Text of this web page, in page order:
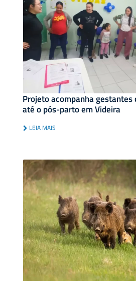
Projeto acompanha
até o pós-parto em Videira
LEIA MAIS